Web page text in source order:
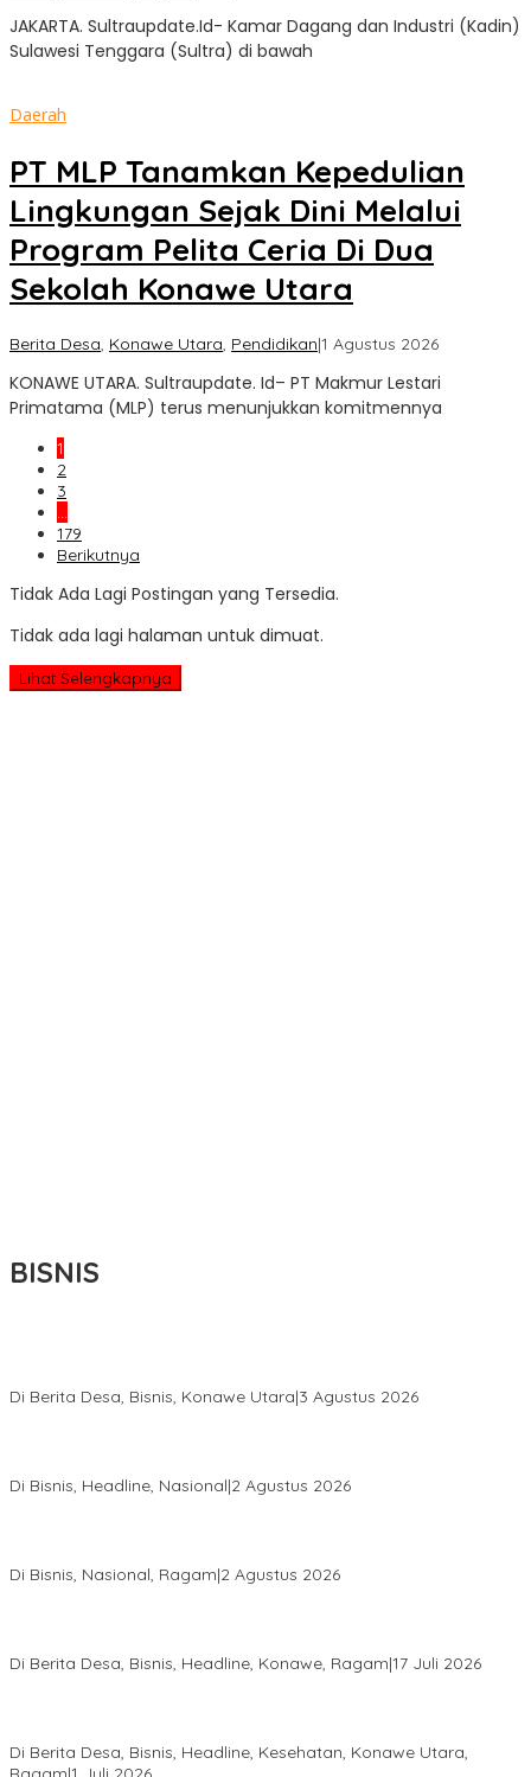
Update
JAKARTA. Sultraupdate.Id- Kamar Dagang dan Industri (Kadin)
Sulawesi Tenggara (Sultra) di bawah
Daerah
PT MLP Tanamkan Kepedulian
Lingkungan Sejak Dini Melalui
Program Pelita Ceria Di Dua
Sekolah Konawe Utara
Berita Desa, Konawe Utara, Pendidikan|1 Agustus 2026oleh
Update
KONAWE UTARA. Sultraupdate. Id– PT Makmur Lestari
Primatama (MLP) terus menunjukkan komitmennya
1
2
3
…
179
Berikutnya
Tidak Ada Lagi Postingan yang Tersedia.
Tidak ada lagi halaman untuk dimuat.
Lihat Selengkapnya
BISNIS
Di Berita Desa, Bisnis, Konawe Utara|3 Agustus 2026
Di Bisnis, Headline, Nasional|2 Agustus 2026
Di Bisnis, Nasional, Ragam|2 Agustus 2026
Di Berita Desa, Bisnis, Headline, Konawe, Ragam|17 Juli 2026
Di Berita Desa, Bisnis, Headline, Kesehatan, Konawe Utara,